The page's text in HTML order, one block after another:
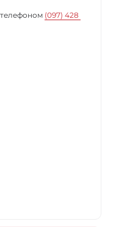
(097) 428